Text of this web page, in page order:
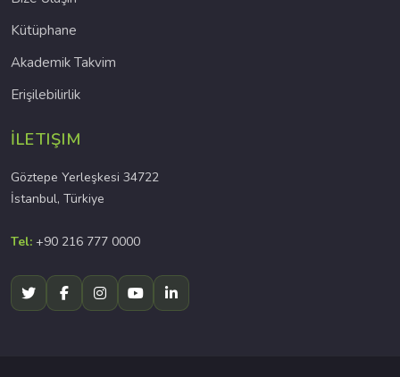
Kütüphane
Akademik Takvim
Erişilebilirlik
İLETIŞIM
Göztepe Yerleşkesi 34722
İstanbul, Türkiye
Tel: +90 216 777 0000